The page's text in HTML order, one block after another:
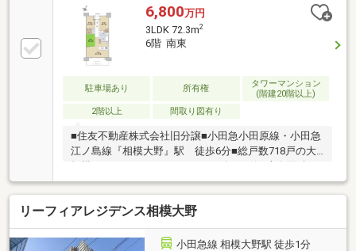
上32階建ての物件です♪交通アクセスが良好な小田急
小田原線相模大野周辺なら、どこへ行くにも不便さを
感じることはないでしょう♪不動産をお探しなら、ぜ
ひ当社にお任せください(*^^*)
6,800万円
3LDK 72.3m2
6階 南東
駐車場あり 所有権
タワーマンション
(階建20階以上)
2階以上
間取り図有り
■住友不動産株式会社旧分譲■小田急小田原線・小田急
江ノ島線『相模大野』駅 徒歩6分■総戸数718戸の大
72.30㎡の3LDK■LDK約15.6帖■約0.9帖のウォークイン
クローゼット■安心の24時間有人管理（管理員日
勤）・コンシェルジュサービス■敷地内自走式駐車場
100％設置
リーフィアレジデンス相模大野
小田急線 相模大野駅 徒歩1分